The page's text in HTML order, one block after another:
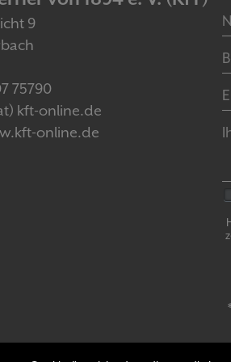
9
75790
kft-online.de
online.de